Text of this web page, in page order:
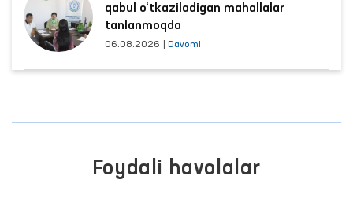
qabul o‘tkaziladigan mahallalar
tanlanmoqda
06.08.2026 Davomi
Foydali havolalar